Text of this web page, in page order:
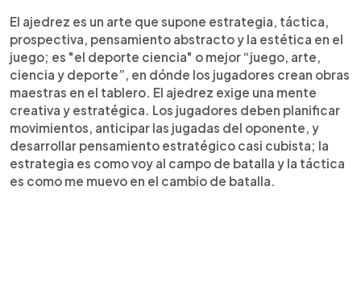
El ajedrez es un arte que supone estrategia, táctica,
prospectiva, pensamiento abstracto y la estética en el
juego; es "el deporte ciencia" o mejor “juego, arte,
ciencia y deporte”, en dónde los jugadores crean obras
maestras en el tablero. El ajedrez exige una mente
creativa y estratégica. Los jugadores deben planificar
movimientos, anticipar las jugadas del oponente, y
desarrollar pensamiento estratégico casi cubista; la
estrategia es como voy al campo de batalla y la táctica
es como me muevo en el cambio de batalla.